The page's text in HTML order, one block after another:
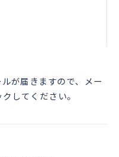
が届きますので、メー
してください。